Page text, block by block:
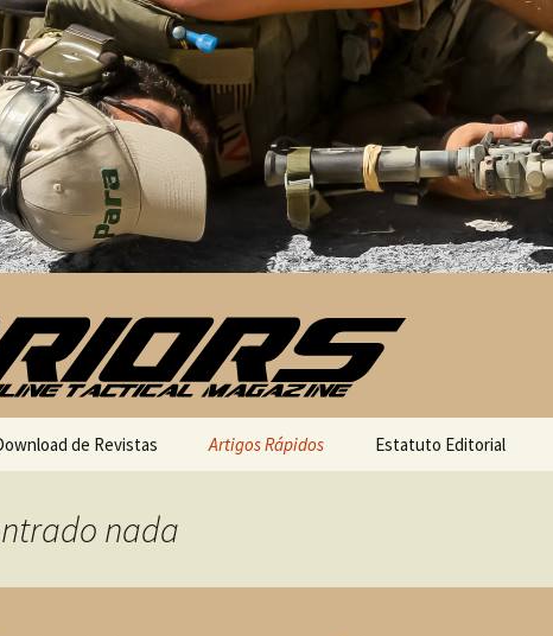
de Revistas Artigos Rápidos Estatuto Editorial
nada